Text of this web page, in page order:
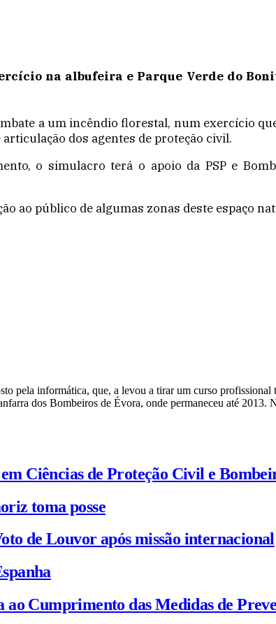
na albufeira e Parque Verde do
a um incêndio florestal, num exercício
dos agentes de proteção civil.
o simulacro terá o apoio da PSP e
ao público de algumas zonas deste espaço
pela informática, que, a levou a tirar um curso
dos Bombeiros de Évora, onde permaneceu até
Ciências de Proteção Civil e
toma posse
de Louvor após missão internacional
Cumprimento das Medidas de